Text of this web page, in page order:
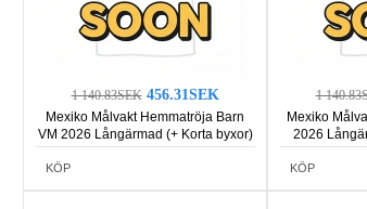
1 140.83SEK 456.31SEK
Mexiko Målvakt Hemmatröja Barn
VM 2026 Långärmad (+ Korta byxor)
KÖP
1
Mexiko
2026
KÖP